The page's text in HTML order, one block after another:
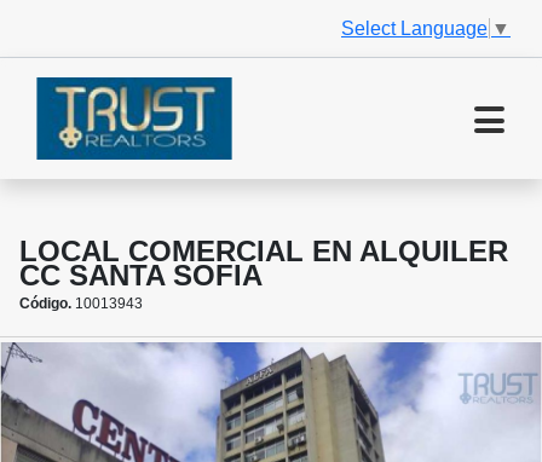
Select Language ▼
LOCAL COMERCIAL EN ALQUILER
CC SANTA SOFIA
Código. 10013943